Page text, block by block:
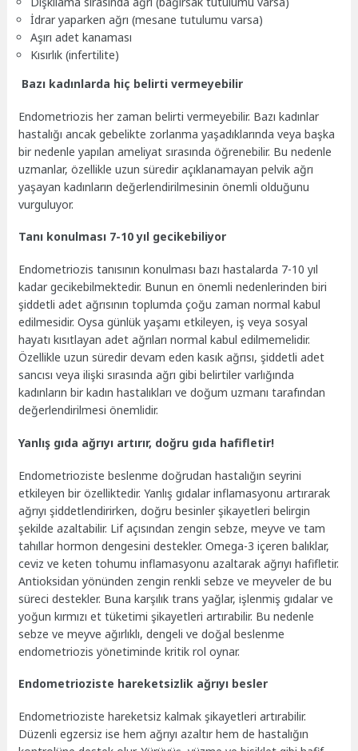
İdrar yaparken ağrı (mesane tutulumu varsa)
Aşırı adet kanaması
Kısırlık (infertilite)
Bazı kadınlarda hiç belirti vermeyebilir
Endometriozis her zaman belirti vermeyebilir. Bazı kadınlar
hastalığı ancak gebelikte zorlanma yaşadıklarında veya başka
bir nedenle yapılan ameliyat sırasında öğrenebilir. Bu nedenle
uzmanlar, özellikle uzun süredir açıklanamayan pelvik ağrı
yaşayan kadınların değerlendirilmesinin önemli olduğunu
vurguluyor.
Tanı konulması 7-10 yıl gecikebiliyor
Endometriozis tanısının konulması bazı hastalarda 7-10 yıl
kadar gecikebilmektedir. Bunun en önemli nedenlerinden biri
şiddetli adet ağrısının toplumda çoğu zaman normal kabul
edilmesidir. Oysa günlük yaşamı etkileyen, iş veya sosyal
hayatı kısıtlayan adet ağrıları normal kabul edilmemelidir.
Özellikle uzun süredir devam eden kasık ağrısı, şiddetli adet
sancısı veya ilişki sırasında ağrı gibi belirtiler varlığında
kadınların bir kadın hastalıkları ve doğum uzmanı tarafından
değerlendirilmesi önemlidir.
Yanlış gıda ağrıyı artırır, doğru gıda hafifletir!
Endometrioziste beslenme doğrudan hastalığın seyrini
etkileyen bir özelliktedir. Yanlış gıdalar inflamasyonu artırarak
ağrıyı şiddetlendirirken, doğru besinler şikayetleri belirgin
şekilde azaltabilir. Lif açısından zengin sebze, meyve ve tam
tahıllar hormon dengesini destekler. Omega-3 içeren balıklar,
ceviz ve keten tohumu inflamasyonu azaltarak ağrıyı hafifletir.
Antioksidan yönünden zengin renkli sebze ve meyveler de bu
süreci destekler. Buna karşılık trans yağlar, işlenmiş gıdalar ve
yoğun kırmızı et tüketimi şikayetleri artırabilir. Bu nedenle
sebze ve meyve ağırlıklı, dengeli ve doğal beslenme
endometriozis yönetiminde kritik rol oynar.
Endometrioziste hareketsizlik ağrıyı besler
Endometrioziste hareketsiz kalmak şikayetleri artırabilir.
Düzenli egzersiz ise hem ağrıyı azaltır hem de hastalığın